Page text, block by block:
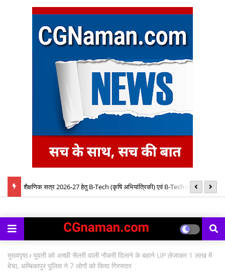
में शैक्षणिक सत्र 2026-27 हेतु B-Tech (कृषि अभियांत्रिकी) एवं B-Tech-(खाद्य
काउंसिलिंग प्रारंभ
मुख्यपृष्ठ युवती को अच्छी सैलरी वाली नौकरी दिलाने के बहाने UP लेजाकर 1 लाख में
बेचा, अम्बिकापुर पुलिस ने 7 लोगों को किया गिरफ्तार